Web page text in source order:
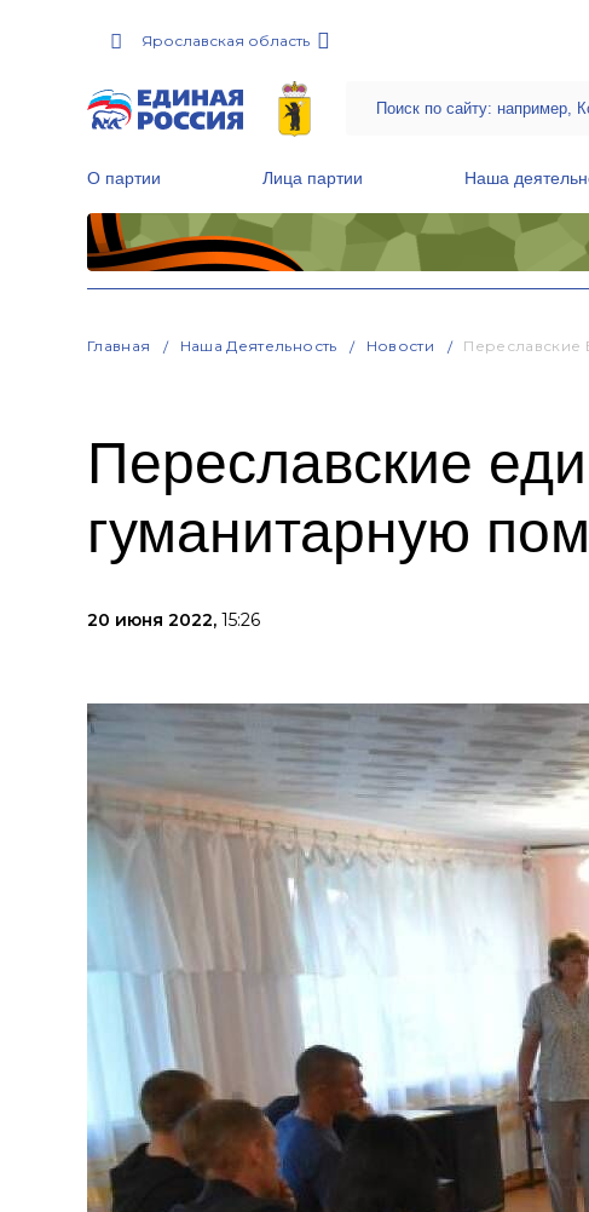
Ярославская область
О партии Лица партии Наша
Главная Наша Деятельность Новости
Переславские
гуманитарную
20 июня 2022, 15:26